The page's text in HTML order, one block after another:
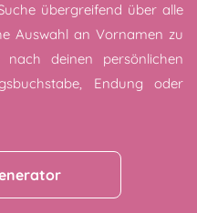
übergreifend über alle
Auswahl an Vornamen zu
deinen persönlichen
Endung oder